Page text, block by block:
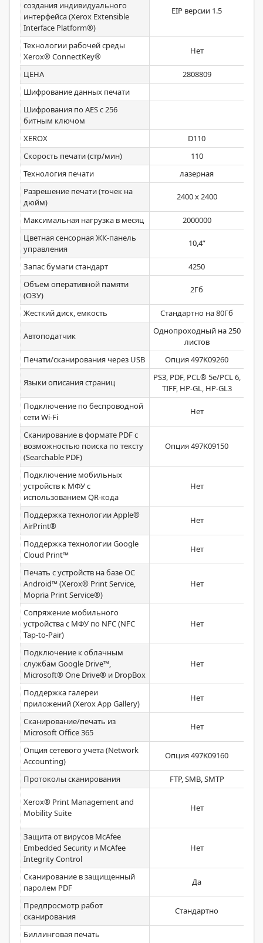
создания индивидуального
интерфейса (Xerox Extensible
Interface Platform®)
EIP версии 1.5
Технологии рабочей среды
Xerox® ConnectKey®
Нет
ЦЕНА
2808809
Шифрование данных печати
Шифрования по AES c 256
битным ключом
XEROX
D110
Скорость печати (стр/мин)
110
Технология печати
лазерная
Разрешение печати (точек на
дюйм)
2400 x 2400
Максимальная нагрузка в месяц
2000000
Цветная сенсорная ЖК-панель
управления
10,4”
Запас бумаги стандарт
4250
Объем оперативной памяти
(ОЗУ)
2Гб
Жесткий диск, емкость Стандартно на 80Гб
Автоподатчик
Однопроходный на 250
листов
Печати/сканирования через USB Опция 497K09260
Языки описания страниц
PS3, PDF, PCL® 5e/PCL 6,
TIFF, HP-GL, HP-GL3
Подключение по беспроводной
сети Wi-Fi
Нет
Сканирование в формате PDF с
возможностью поиска по тексту
(Searchable PDF)
Опция 497K09150
Подключение мобильных
устройств к МФУ с
использованием QR-кода
Нет
Поддержка технологии Apple®
AirPrint®
Нет
Поддержка технологии Google
Cloud Print™
Нет
Печать с устройств на базе ОС
Android™ (Xerox® Print Service,
Mopria Print Service®)
Нет
Сопряжение мобильного
устройства с МФУ по NFC (NFC
Tap-to-Pair)
Нет
Подключение к облачным
службам Google Drive™,
Microsoft® One Drive® и DropBox
Нет
Поддержка галереи
приложений (Xerox App Gallery)
Нет
Сканирование/печать из
Microsoft Office 365
Нет
Опция сетевого учета (Network
Accounting)
Опция 497K09160
Протоколы сканирования FTP, SMB, SMTP
Xerox® Print Management and
Mobility Suite
Нет
Защита от вирусов McAfee
Embedded Security и McAfee
Integrity Control
Нет
Сканирование в защищенный
паролем PDF
Да
Предпросмотр работ
сканирования
Стандартно
Биллинговая печать